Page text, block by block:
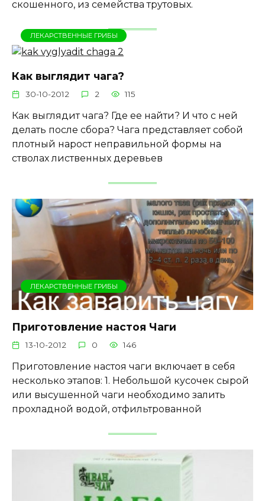
скошенного, из семейства трутовых.
ЛЕКАРСТВЕННЫЕ ГРИБЫ
Как выглядит чага?
30-10-2012 2 115
Как выглядит чага? Где ее найти? И что с ней
делать после сбора? Чага представляет собой
плотный нарост неправильной формы на
стволах лиственных деревьев
ЛЕКАРСТВЕННЫЕ ГРИБЫ
Приготовление настоя Чаги
13-10-2012 0 146
Приготовление настоя чаги включает в себя
несколько этапов: 1. Небольшой кусочек сырой
или высушенной чаги необходимо залить
прохладной водой, отфильтрованной